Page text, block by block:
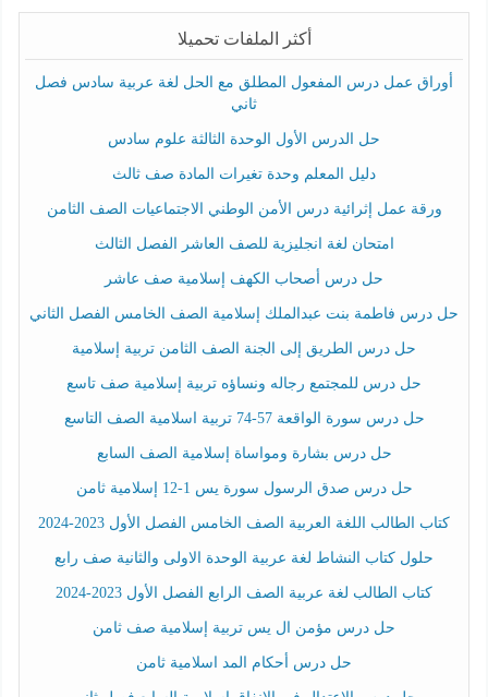
أكثر الملفات تحميلا
أوراق عمل درس المفعول المطلق مع الحل لغة عربية سادس فصل
ثاني
حل الدرس الأول الوحدة الثالثة علوم سادس
دليل المعلم وحدة تغيرات المادة صف ثالث
ورقة عمل إثرائية درس الأمن الوطني الاجتماعيات الصف الثامن
امتحان لغة انجليزية للصف العاشر الفصل الثالث
حل درس أصحاب الكهف إسلامية صف عاشر
حل درس فاطمة بنت عبدالملك إسلامية الصف الخامس الفصل الثاني
حل درس الطريق إلى الجنة الصف الثامن تربية إسلامية
حل درس للمجتمع رجاله ونساؤه تربية إسلامية صف تاسع
حل درس سورة الواقعة 57-74 تربية اسلامية الصف التاسع
حل درس بشارة ومواساة إسلامية الصف السابع
حل درس صدق الرسول سورة يس 1-12 إسلامية ثامن
كتاب الطالب اللغة العربية الصف الخامس الفصل الأول 2023-2024
حلول كتاب النشاط لغة عربية الوحدة الاولى والثانية صف رابع
كتاب الطالب لغة عربية الصف الرابع الفصل الأول 2023-2024
حل درس مؤمن ال يس تربية إسلامية صف ثامن
حل درس أحكام المد اسلامية ثامن